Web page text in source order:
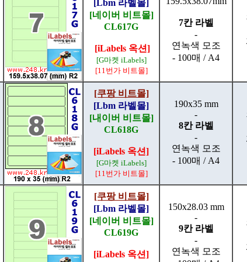
[Lbm 라벨몰]
[네이버 비트몰]
CL617G
[iLabels 옥션]
[G마켓 iLabels]
[11번가 비트몰]
7칸 라벨
-
연녹색 모조
- 100매 / A4
[쿠팡 비트몰]
[Lbm 라벨몰]
[내이버 비트몰]
CL618G
[iLabels 옥션]
[G마켓 iLabels]
[11번가 비트몰]
190x35 mm
-
8칸 라벨
-
연녹색 모조
- 100매 / A4
[쿠팡 비트몰]
[Lbm 라벨몰]
[네이버 비트몰]
CL619G
[iLabels 옥션]
150x28.03mm
-
9칸 라벨
-
연녹색 모조